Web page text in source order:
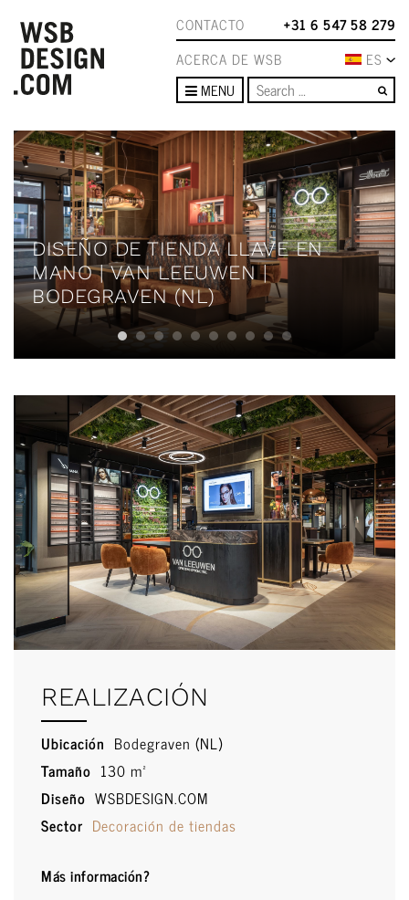
CONTACTO
+31 6 547 58 279
ACERCA DE WSB
ES
MENU
DISEÑO DE TIENDA LLAVE EN
MANO | VAN LEEUWEN |
BODEGRAVEN (NL)
REALIZACIÓN
Ubicación Bodegraven (NL)
Tamaño 130 m²
Diseño WSBDESIGN.COM
Sector Decoración de tiendas
Más información?